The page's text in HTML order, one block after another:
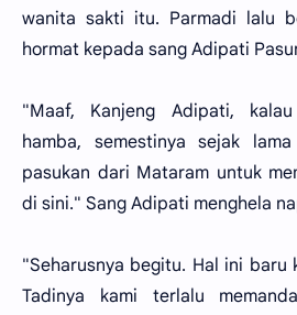
wanita sakti itu. Parmadi lalu
hormat kepada sang Adipati
"Maaf, Kanjeng Adipati,
hamba, semestinya sejak
pasukan dari Mataram untuk
di sini." Sang Adipati menghela
"Seharusnya begitu. Hal ini baru
Tadinya kami terlalu